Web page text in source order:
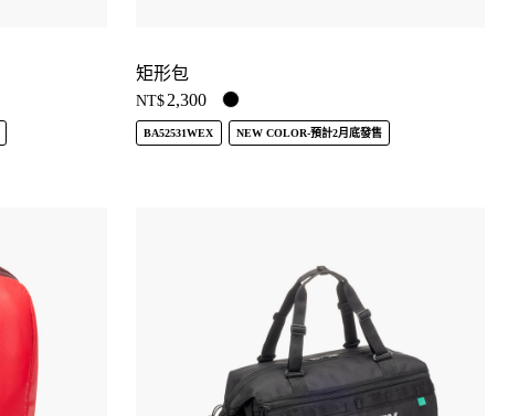
矩形包
NT$ 2,300
BA52531WEX NEW COLOR-預計2月底發售